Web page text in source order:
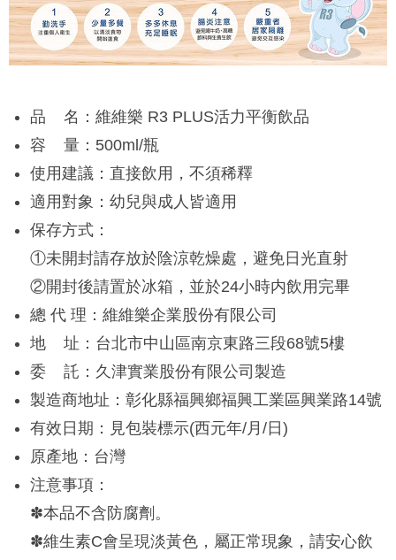
品 名：維維樂 R3 PLUS活力平衡飲品
容 量：500ml/瓶
使用建議：直接飲用，不須稀釋
適用對象：幼兒與成人皆適用
保存方式：
①未開封請存放於陰涼乾燥處，避免日光直射
②開封後請置於冰箱，並於24小時内飲用完畢
總 代 理：維維樂企業股份有限公司
地 址：台北市中山區南京東路三段68號5樓
委 託：久津實業股份有限公司製造
製造商地址：彰化縣福興鄉福興工業區興業路14號
有效日期：見包裝標示(西元年/月/日)
原產地：台灣
注意事項：
✽本品不含防腐劑。
✽維生素C會呈現淡黃色，屬正常現象，請安心飲